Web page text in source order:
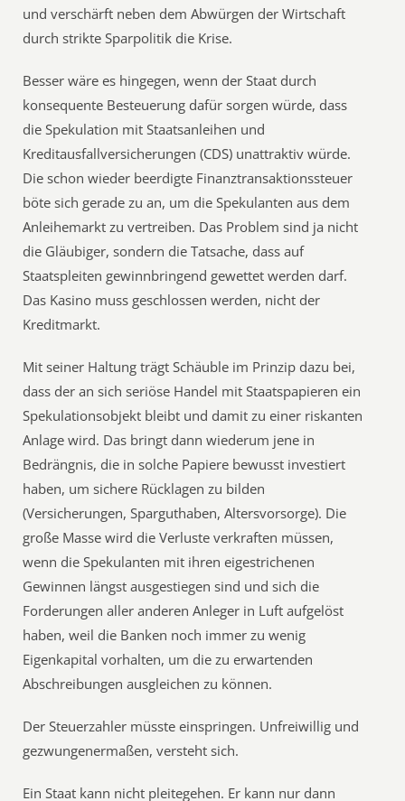
und verschärft neben dem Abwürgen der Wirtschaft
durch strikte Sparpolitik die Krise.
Besser wäre es hingegen, wenn der Staat durch
konsequente Besteuerung dafür sorgen würde, dass
die Spekulation mit Staatsanleihen und
Kreditausfallversicherungen (CDS) unattraktiv würde.
Die schon wieder beerdigte Finanztransaktionssteuer
böte sich gerade zu an, um die Spekulanten aus dem
Anleihemarkt zu vertreiben. Das Problem sind ja nicht
die Gläubiger, sondern die Tatsache, dass auf
Staatspleiten gewinnbringend gewettet werden darf.
Das Kasino muss geschlossen werden, nicht der
Kreditmarkt.
Mit seiner Haltung trägt Schäuble im Prinzip dazu bei,
dass der an sich seriöse Handel mit Staatspapieren ein
Spekulationsobjekt bleibt und damit zu einer riskanten
Anlage wird. Das bringt dann wiederum jene in
Bedrängnis, die in solche Papiere bewusst investiert
haben, um sichere Rücklagen zu bilden
(Versicherungen, Sparguthaben, Altersvorsorge). Die
große Masse wird die Verluste verkraften müssen,
wenn die Spekulanten mit ihren eigestrichenen
Gewinnen längst ausgestiegen sind und sich die
Forderungen aller anderen Anleger in Luft aufgelöst
haben, weil die Banken noch immer zu wenig
Eigenkapital vorhalten, um die zu erwartenden
Abschreibungen ausgleichen zu können.
Der Steuerzahler müsste einspringen. Unfreiwillig und
gezwungenermaßen, versteht sich.
Ein Staat kann nicht pleitegehen. Er kann nur dann